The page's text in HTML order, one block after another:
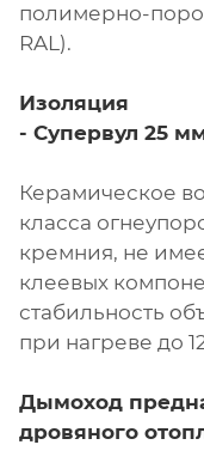
полимерно-
RAL).
Изоляция
- Супервул 25
Керамическое
класса
кремния, не
клеевых
стабильность
при нагреве до
Дымоход
дровяного